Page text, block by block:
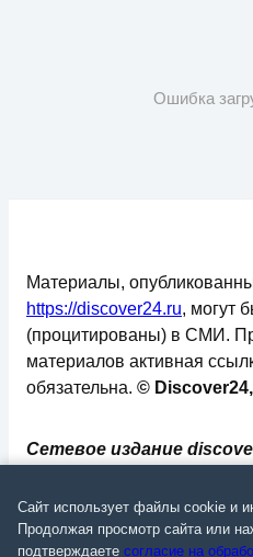
Ошибка
Сетевое издание
надзору в сфере связи,
технологий и массовых
Материалы,
https://discover24.ru, могут
(процитированы) в СМИ.
материалов активная
обязательна. © Discover24,
Сайт использует файлы cookie и
Продолжая просмотр сайта или
подтверждаете согласие на